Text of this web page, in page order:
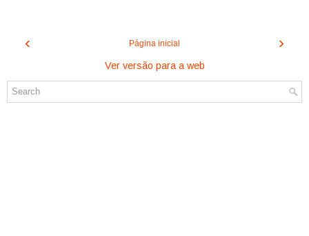
‹ ›
Página inicial
Ver versão para a web